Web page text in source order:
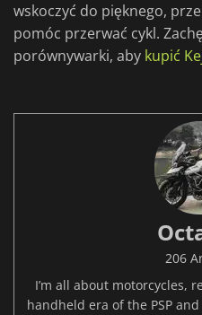
wskoczyć do pięknego,
pomóc przerwać cykl.
porównywarki, aby kupić
206
I’m all about motorcycles,
handheld era of the PSP